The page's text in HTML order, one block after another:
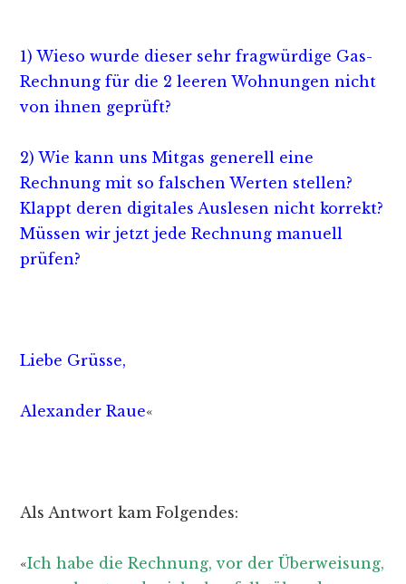
1) Wieso wurde dieser sehr fragwürdige Gas-
Rechnung für die 2 leeren Wohnungen nicht
von ihnen geprüft?
2) Wie kann uns Mitgas generell eine
Rechnung mit so falschen Werten stellen?
Klappt deren digitales Auslesen nicht korrekt?
Müssen wir jetzt jede Rechnung manuell
prüfen?
Liebe Grüsse,
Alexander Raue«
Als Antwort kam Folgendes:
«Ich habe die Rechnung, vor der Überweisung,